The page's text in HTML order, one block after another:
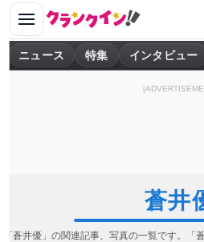
ニュース 特集 インタビュー
蒼井
「蒼井優」の関連記事、写真の一覧です。「